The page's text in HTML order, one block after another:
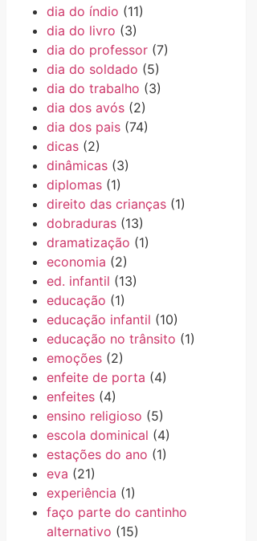
dia do índio (11)
dia do livro (3)
dia do professor(7)
dia do soldado (5)
dia do trabalho (3)
dia dos avós(2)
dia dos pais(74)
dicas(2)
dinâmicas(3)
diplomas(1)
direito das crianças(1)
dobraduras(13)
dramatização (1)
economia (2)
ed. infantil (13)
educação (1)
educação infantil (10)
educação no trânsito (1)
emoções(2)
enfeite de porta (4)
enfeites(4)
ensino religioso (5)
escola dominical (4)
estações do ano (1)
eva (21)
experiência (1)
faço parte do cantinho
alternativo (15)